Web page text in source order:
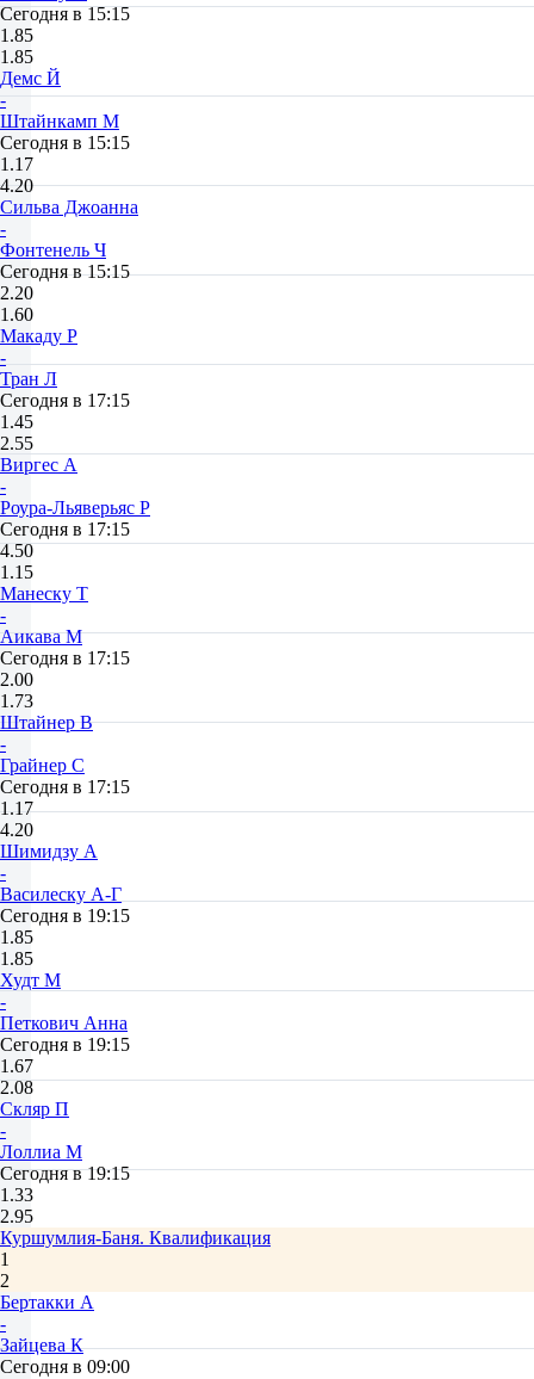
Сегодня в 15:15
1.85
1.85
Демс Й
-
Штайнкамп М
Сегодня в 15:15
1.17
4.20
Сильва Джоанна
-
Фонтенель Ч
Сегодня в 15:15
2.20
1.60
Макаду Р
-
Тран Л
Сегодня в 17:15
1.45
2.55
Виргес А
-
Роура-Льяверьяс Р
Сегодня в 17:15
4.50
1.15
Манеску Т
-
Аикава М
Сегодня в 17:15
2.00
1.73
Штайнер В
-
Грайнер С
Сегодня в 17:15
1.17
4.20
Шимидзу А
-
Василеску А-Г
Сегодня в 19:15
1.85
1.85
Худт М
-
Петкович Анна
Сегодня в 19:15
1.67
2.08
Скляр П
-
Лоллиа М
Сегодня в 19:15
1.33
2.95
Куршумлия-Баня. Квалификация
1
2
Бертакки А
-
Зайцева К
Сегодня в 09:00